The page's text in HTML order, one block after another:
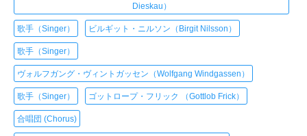
Dieskau）
歌手（Singer） ビルギット・ニルソン（Birgit Nilsson）
歌手（Singer）
ヴォルフガング・ヴィントガッセン（Wolfgang Windgassen）
歌手（Singer） ゴットロープ・フリック （Gottlob Frick）
合唱団 (Chorus)